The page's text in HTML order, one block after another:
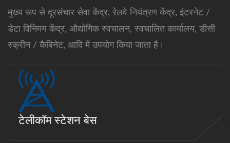
मुख्य रूप से दूरसंचार सेवा केंद्र, रेलवे नियंत्रण केंद्र, इंटरनेट /
डेटा विनिमय केंद्र, औद्योगिक स्वचालन, स्वचालित कार्यालय, डीसी
स्क्रीन / कैबिनेट, आदि में उपयोग किया जाता है।
टेलीकॉम स्टेशन बेस